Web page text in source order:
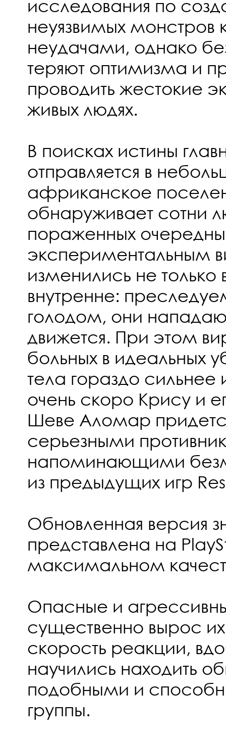
исследования по
неуязвимых монстров
неудачами, однако
теряют оптимизма и
проводить жестокие
живых людях.
В поисках истины
отправляется в
африканское
обнаруживает сотни
пораженных
экспериментальным
изменились не
внутренне:
голодом, они
движется. При этом
больных в идеальных
тела гораздо сильнее
очень скоро Крису и
Шеве Аломар
серьезными
напоминающими
из предыдущих игр
Обновленная версия
представлена на
максимальном
Опасные и
существенно вырос их
скорость реакции,
научились находить
подобными и
группы.